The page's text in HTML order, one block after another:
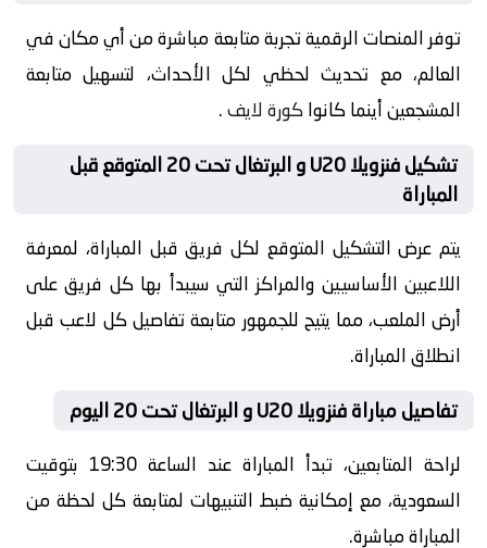
توفر المنصات الرقمية تجربة متابعة مباشرة من أي مكان في
العالم، مع تحديث لحظي لكل الأحداث، لتسهيل متابعة
المشجعين أينما كانواكورة لايف.
تشكيل فنزويلا U20 و البرتغال تحت 20 المتوقع قبل
المباراة
يتم عرض التشكيل المتوقع لكل فريق قبل المباراة، لمعرفة
اللاعبين الأساسيين والمراكز التي سيبدأ بها كل فريق على
أرض الملعب، مما يتيح للجمهور متابعة تفاصيل كل لاعب قبل
انطلاق المباراة.
تفاصيل مباراة فنزويلا U20 و البرتغال تحت 20 اليوم
لراحة المتابعين، تبدأ المباراة عند الساعة 19:30 بتوقيت
السعودية، مع إمكانية ضبط التنبيهات لمتابعة كل لحظة من
المباراة مباشرة.